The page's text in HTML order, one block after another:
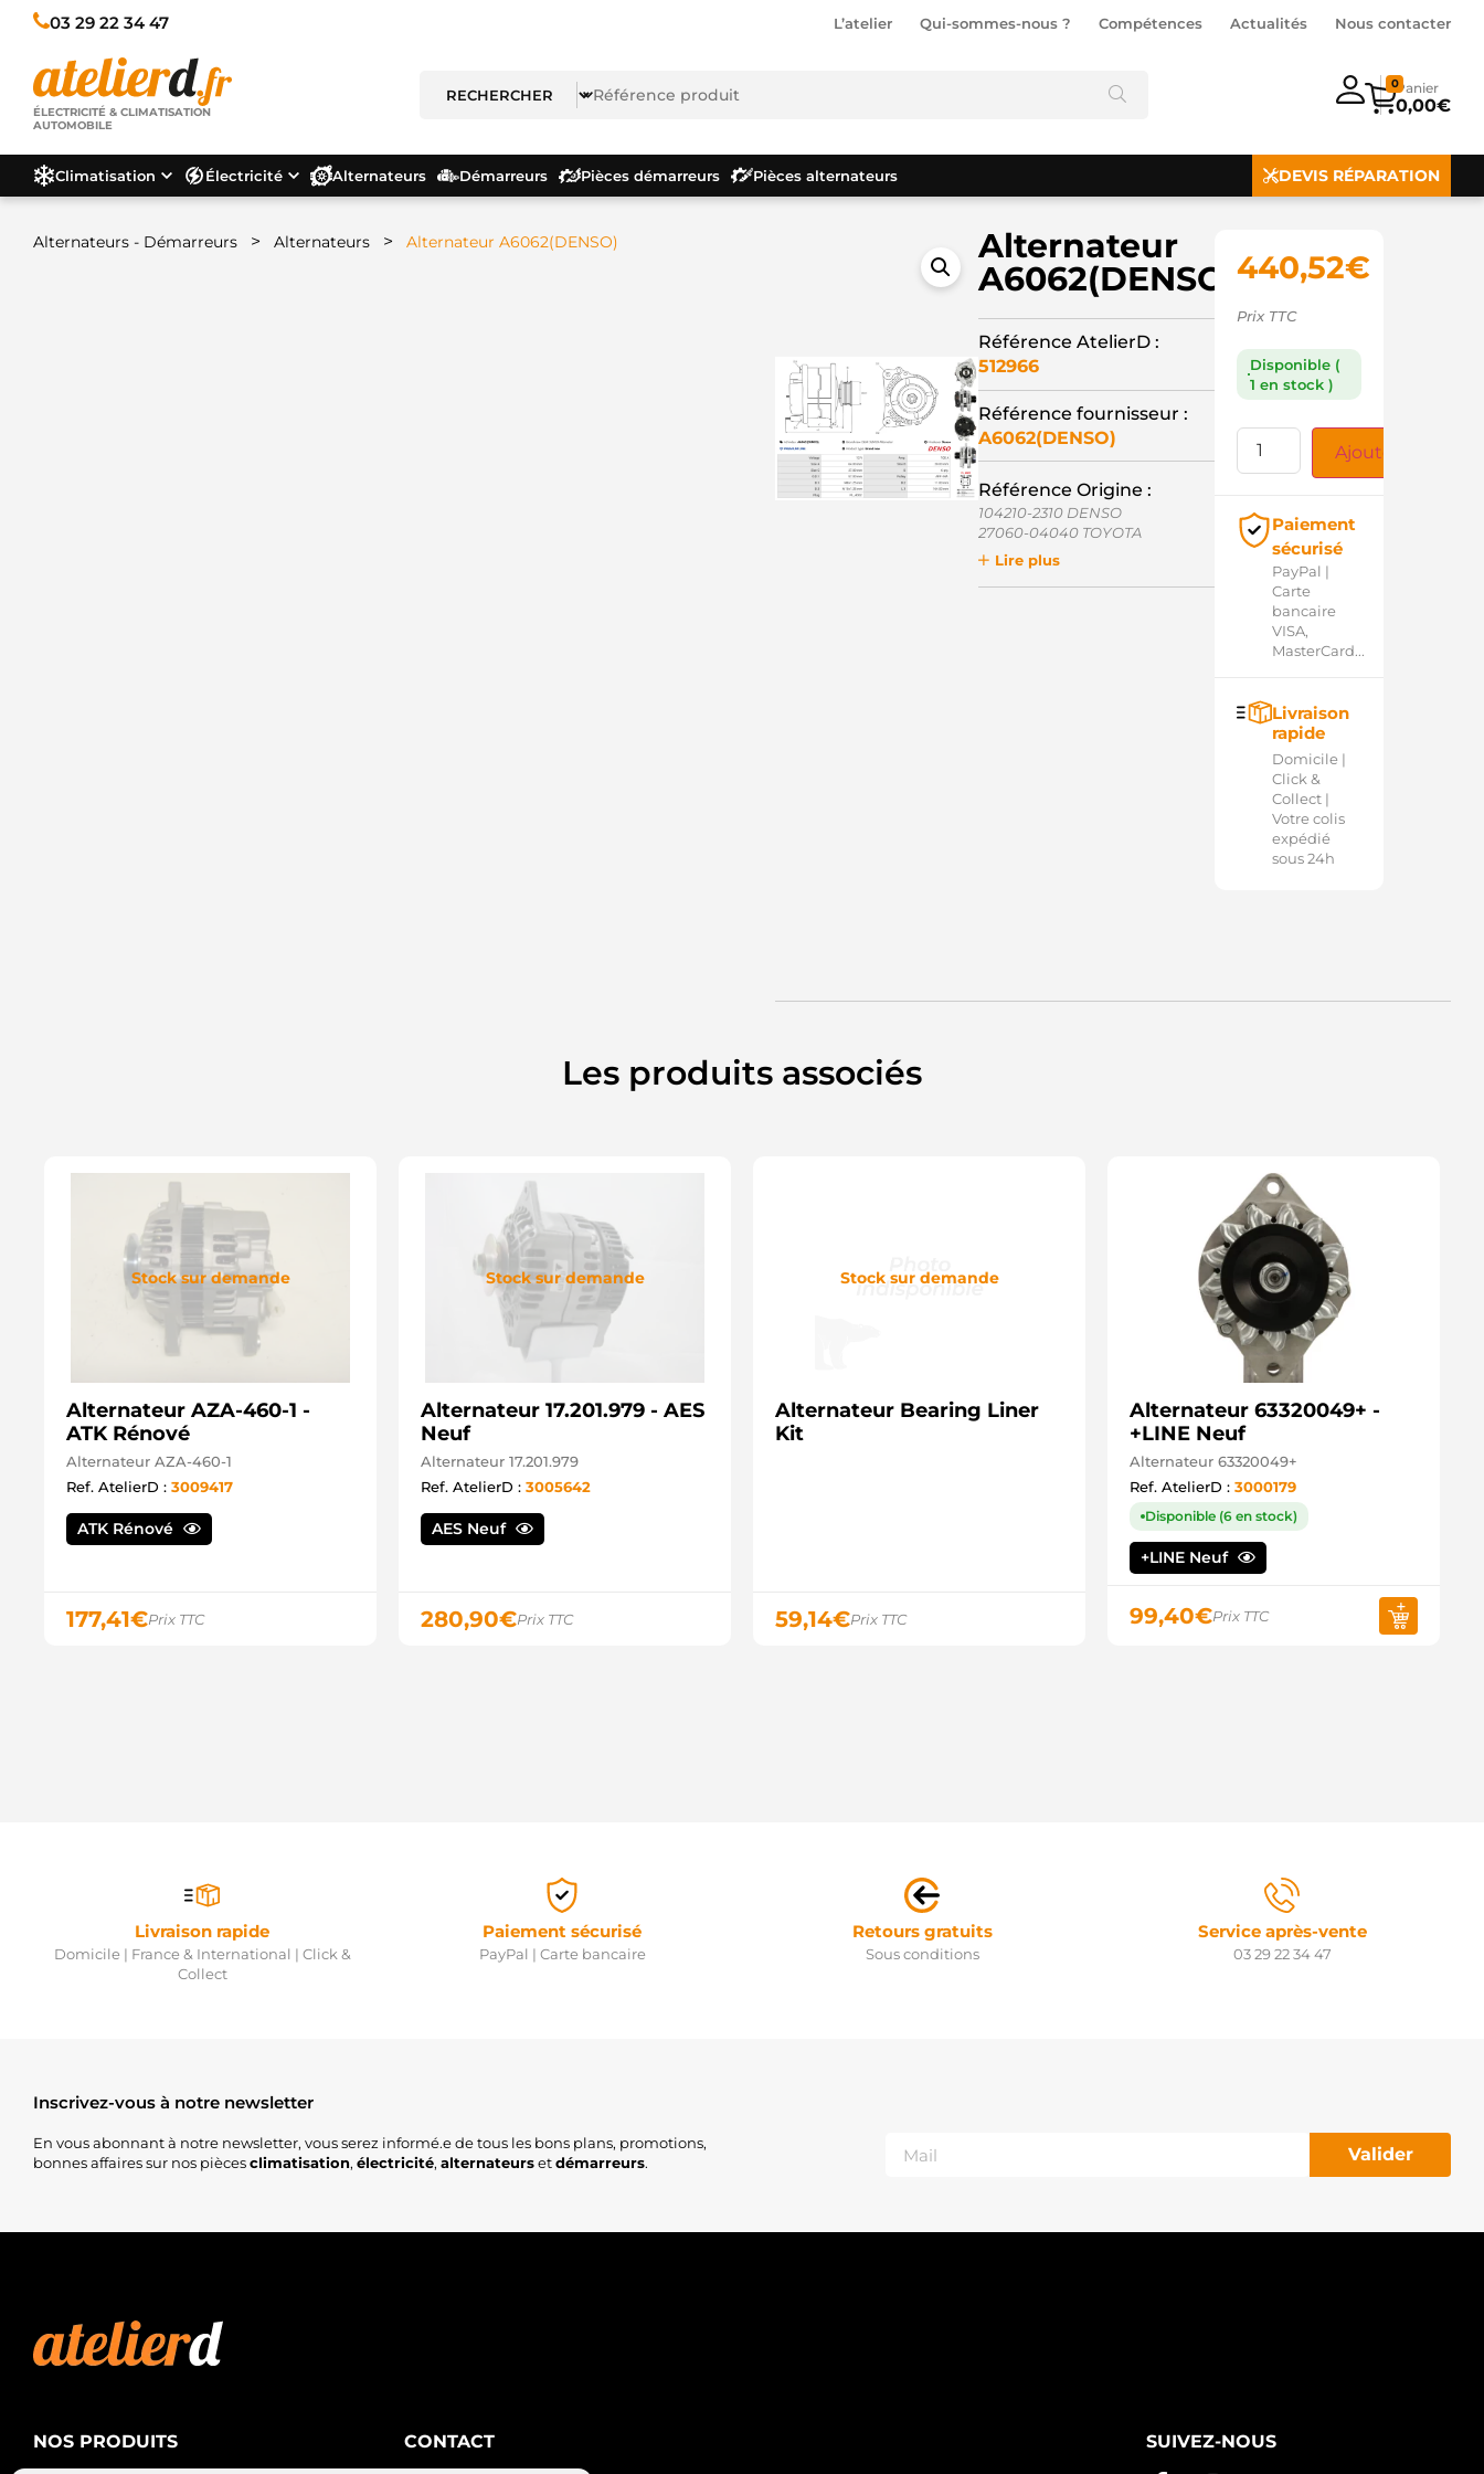
03 29 22 34 47 L’atelier Qui-sommes-nous ? Compétences Actualités Nous contacter
ÉLECTRICITÉ & CLIMATISATION
AUTOMOBILE
0,00€
0
Climatisation Électricité Alternateurs Démarreurs Pièces démarreurs Pièces alternateurs DEVIS RÉPARATION
Alternateurs - Démarreurs > Alternateurs > Alternateur A6062(DENSO)
Alternateur
A6062(DENSO)
Référence AtelierD :
512966
Référence fournisseur :
A6062(DENSO)
Référence Origine :
104210-2310 DENSO
27060-04040 TOYOTA
27060-0Y040 TOYOTA
28-6560 ELSTOCK
553489RID KUHNER
Lire plus
440,52€
Prix TTC
Disponible (
1 en stock )
Ajouter au
Paiement
sécurisé
PayPal |
Carte
bancaire
VISA,
MasterCard...
Livraison
rapide
Domicile |
Click &
Collect |
Votre colis
expédié
sous 24h
Les produits associés
Stock sur demande
Alternateur AZA-460-1 -
ATK Rénové
Alternateur AZA-460-1
Ref. AtelierD : 3009417
ATK Rénové
177,41€Prix TTC
Stock sur demande
Alternateur 17.201.979 - AES
Neuf
Alternateur 17.201.979
Ref. AtelierD : 3005642
AES Neuf
280,90€Prix TTC
Stock sur demande
Alternateur Bearing Liner
Kit
59,14€Prix TTC
Alternateur 63320049+ -
+LINE Neuf
Alternateur 63320049+
Ref. AtelierD : 3000179
Disponible (6 en stock)
+LINE Neuf
99,40€Prix TTC
Livraison rapide
Domicile | France & International | Click &
Collect
Paiement sécurisé
PayPal | Carte bancaire
Retours gratuits
Sous conditions
Service après-vente
03 29 22 34 47
Inscrivez-vous à notre newsletter
En vous abonnant à notre newsletter, vous serez informé.e de tous les bons plans, promotions,
bonnes affaires sur nos piècesclimatisation, électricité, alternateursetdémarreurs. Valider
NOS PRODUITS CONTACT SUIVEZ-NOUS